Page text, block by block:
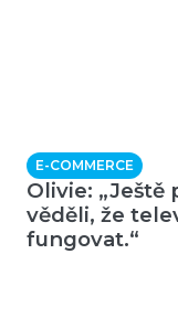
E-COMMERCE
Olivie:
věděli, že
fungovat.“